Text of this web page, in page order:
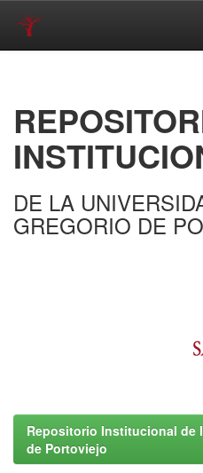
DE LA
GREGORIO DE
Repositorio Institucional de
de Portoviejo